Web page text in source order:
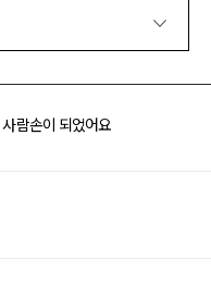
람손이 되었어요